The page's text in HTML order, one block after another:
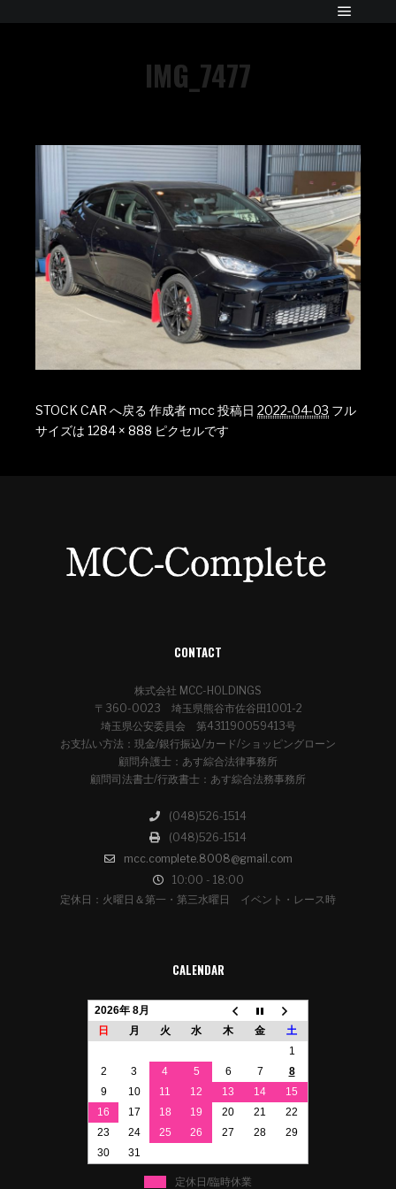
IMG_7477
STOCK CAR へ戻る 作成者mcc投稿日 2022-04-03 フル
サイズは 1284 × 888 ピクセルです
CONTACT
株式会社 MCC-HOLDINGS
〒360-0023 埼玉県熊谷市佐谷田1001-2
埼玉県公安委員会 第431190059413号
お支払い方法：現金/銀行振込/カード/ショッピングローン
顧問弁護士：あす綜合法律事務所
顧問司法書士/行政書士：あす綜合法務事務所
(048)526-1514
(048)526-1514
mcc.complete.8008@gmail.com
10:00 - 18:00
定休日：火曜日＆第一・第三水曜日 イベント・レース時
CALENDAR
2026年 8月
日
月 火 水 木 金
土
1
2
3 4 5 6 7
8
9
10 11 12 13 14
15
16
17 18 19 20 21
22
23
24 25 26 27 28
29
30
31
定休日/臨時休業